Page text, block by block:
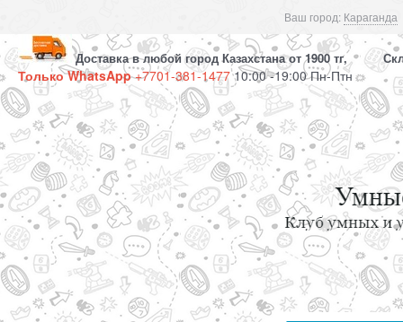
Ваш город: Караганда
Доставка в любой город Казахстана от 1900 тг,
Только WhatsApp+7701-381-147710:00 -19:00 Пн-Птн